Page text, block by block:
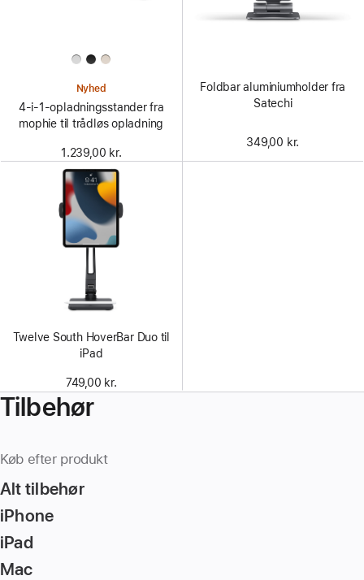
Nyhed
4-i-1-opladningsstander fra
mophie til trådløs opladning
1.239,00 kr.
Foldbar aluminiumholder fra
Satechi
349,00 kr.
Twelve South HoverBar Duo til
iPad
749,00 kr.
Tilbehør
Køb efter produkt
Alt tilbehør
iPhone
iPad
Mac